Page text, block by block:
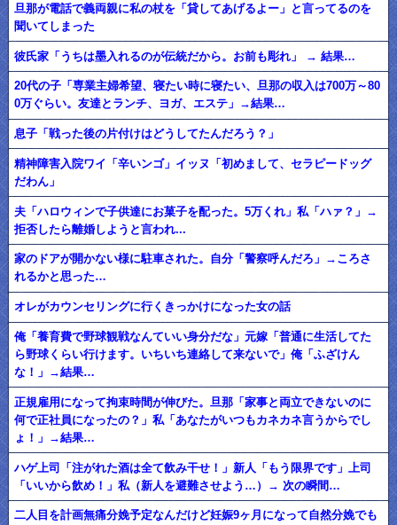
旦那が電話で義両親に私の杖を「貸してあげるよー」と言ってるのを
聞いてしまった
彼氏家「うちは墨入れるのが伝統だから。お前も彫れ」 → 結果…
20代の子「専業主婦希望、寝たい時に寝たい、旦那の収入は700万～80
0万ぐらい。友達とランチ、ヨガ、エステ」→結果…
息子「戦った後の片付けはどうしてたんだろう？」
精神障害入院ワイ「辛いンゴ」イッヌ「初めまして、セラピードッグ
だわん」
夫「ハロウィンで子供達にお菓子を配った。5万くれ」私「ハァ？」→
拒否したら離婚しようと言われ...
家のドアが開かない様に駐車された。自分「警察呼んだろ」→ころさ
れるかと思った…
オレがカウンセリングに行くきっかけになった女の話
俺「養育費で野球観戦なんていい身分だな」元嫁「普通に生活してた
ら野球くらい行けます。いちいち連絡して来ないで」俺「ふざけん
な！」→結果…
正規雇用になって拘束時間が伸びた。旦那「家事と両立できないのに
何で正社員になったの？」私「あなたがいつもカネカネ言うからでし
ょ！」→結果…
ハゲ上司「注がれた酒は全て飲み干せ！」新人「もう限界です」上司
「いいから飲め！」私（新人を避難させよう…）→ 次の瞬間…
二人目を計画無痛分娩予定なんだけど妊娠9ヶ月になって自然分娩でも